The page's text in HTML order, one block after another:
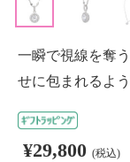
一瞬で視線を奪
せに包まれるよ
¥29,800 (税込)